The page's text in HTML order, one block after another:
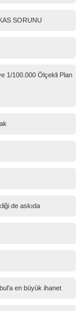
SORUNU
1/100.000 Ölçekli Plan
de askıda
en büyük ihanet